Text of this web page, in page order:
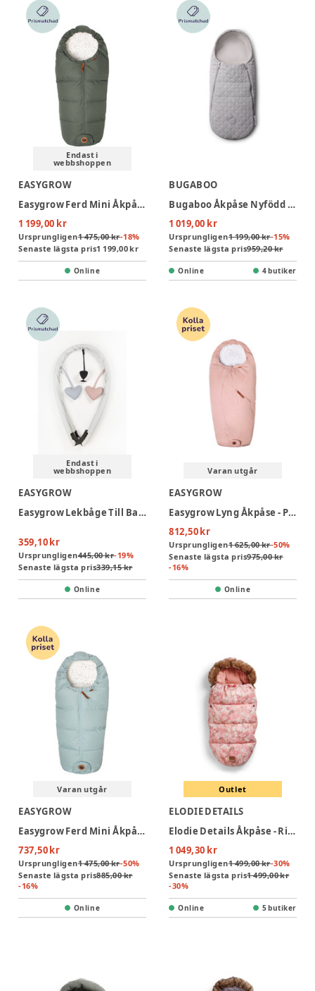
Endast i
webbshoppen
EASYGROW
Easygrow Ferd Mini Åkpåse - Green Forest
1 199,00 kr
Ursprungligen1 475,00 kr-18%
Senaste lägsta pris1 199,00 kr
Online
BUGABOO
Bugaboo Åkpåse Nyfödd - Light Grey Melange
1 019,00 kr
Ursprungligen1 199,00 kr-15%
Senaste lägsta pris959,20 kr
Online 4 butiker
Endast i
webbshoppen
EASYGROW
Easygrow Lekbåge Till Babynest & Lift - Grå
359,10 kr
Ursprungligen445,00 kr-19%
Senaste lägsta pris339,15 kr
Online
Varan utgår
EASYGROW
Easygrow Lyng Åkpåse - Pink
812,50 kr
Ursprungligen1 625,00 kr-50%
Senaste lägsta pris975,00 kr
-16%
Online
Varan utgår
EASYGROW
Easygrow Ferd Mini Åkpåse - Sea Petrol
737,50 kr
Ursprungligen1 475,00 kr-50%
Senaste lägsta pris885,00 kr
-16%
Online
Outlet
ELODIE DETAILS
Elodie Details Åkpåse - River Rose
1 049,30 kr
Ursprungligen1 499,00 kr-30%
Senaste lägsta pris1 499,00 kr
-30%
Online 5 butiker